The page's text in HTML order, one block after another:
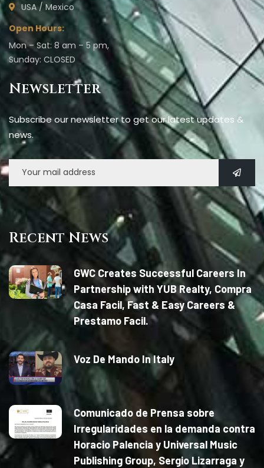
USA / Mexico
Open Hours:
Mon – Sat: 8 am – 5 pm,
Sunday: CLOSED
Newsletter
Subscribe our newsletter to get our latest updates &
news.
Recent News
GWC Creates Successful Careers In
Partnership with YUB Realty, Compra
Casa Facil, Fast & Easy Careers &
Prestamo Facil.
Voz De Mando In Italy
Comunicado de Prensa sobre
Irregularidades en la demanda contra
Horacio Palencia y Universal Music
Publishing Group, Sergio Lizarraga y